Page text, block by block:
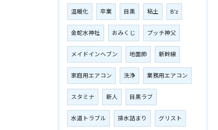
温暖化 卒業 目黒 粘土 B’z
金蛇水神社 おみくじ プッチ神父
メイドインヘブン 地面師 新幹線
家庭用エアコン 洗浄 業務用エアコン
スタミナ 新人 目黒ラブ
水道トラブル 排水詰まり グリスト